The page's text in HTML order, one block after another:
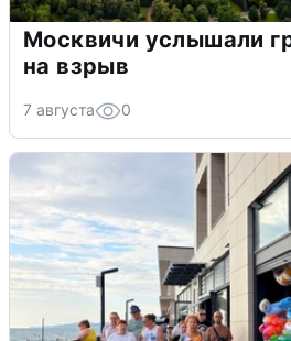
Москвичи услышали
на взрыв
7 августа 0